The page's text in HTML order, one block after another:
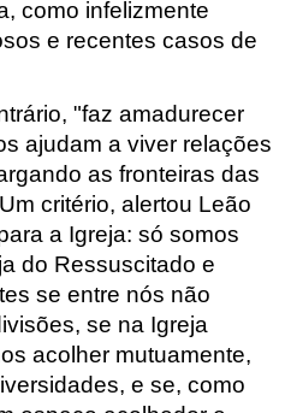
como infelizmente
e recentes casos de
"faz amadurecer
ajudam a viver relações
as fronteiras das
critério, alertou Leão
a Igreja: só somos
do Ressuscitado e
se entre nós não
se na Igreja
acolher mutuamente,
e se, como